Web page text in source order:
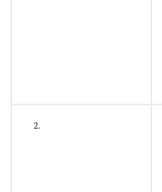
2.